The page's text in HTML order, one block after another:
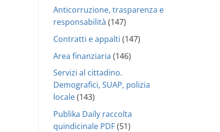
Anticorruzione, trasparenza e
responsabilità (147)
Contratti e appalti (147)
Area finanziaria (146)
Servizi al cittadino.
Demografici, SUAP, polizia
locale(143)
Publika Daily raccolta
quindicinale PDF(51)